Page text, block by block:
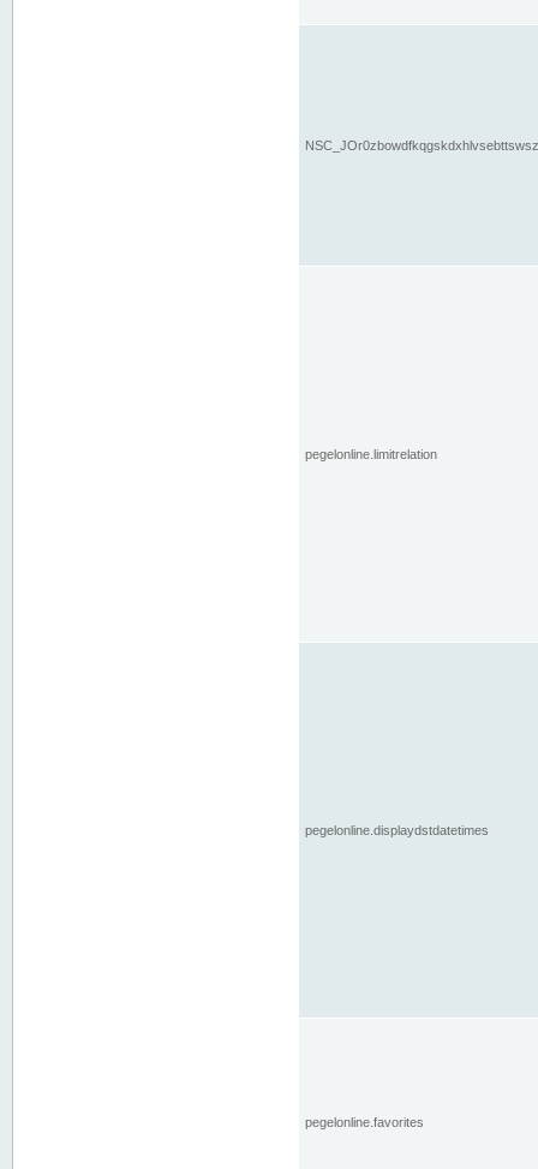
pegelonline.limitrelation
pegelonline.displaydstdatetimes
pegelonline.favorites